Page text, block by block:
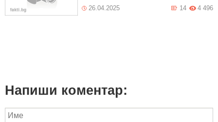
26.04.2025 4 496
14
Напиши коментар: